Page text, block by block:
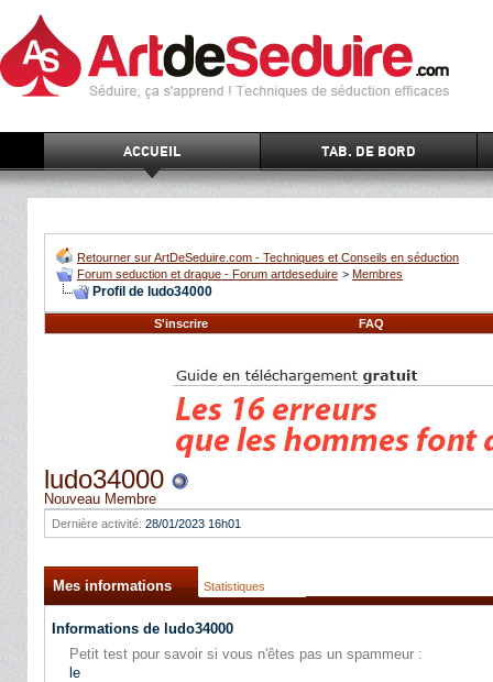
ACCUEIL TAB. DE BORD
Retourner sur ArtDeSeduire.com - Techniques et Conseils en séduction
Forum seduction et drague - Forum artdeseduire > Membres
Profil de ludo34000
S'inscrire FAQ
ludo34000
Nouveau Membre
Dernière activité: 28/01/2023 16h01
Mes informations Statistiques
Informations de ludo34000
Petit test pour savoir si vous n'êtes pas un spammeur :
le